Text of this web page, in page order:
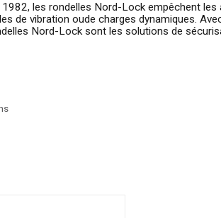
(Anciennement Torqueleader)
1982, les rondelles Nord-Lock empêchent
de vibration oude charges dynamiques.
Nord-Lock sont les solutions de